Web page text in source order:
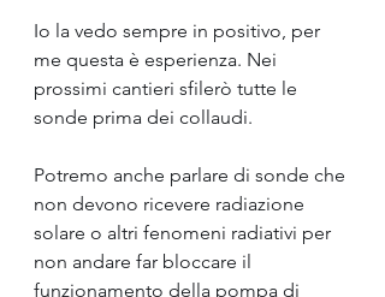
Io la vedo sempre in positivo, per
me questa è esperienza. Nei
prossimi cantieri sfilerò tutte le
sonde prima dei collaudi.
Potremo anche parlare di sonde che
non devono ricevere radiazione
solare o altri fenomeni radiativi per
non andare far bloccare il
funzionamento della pompa di